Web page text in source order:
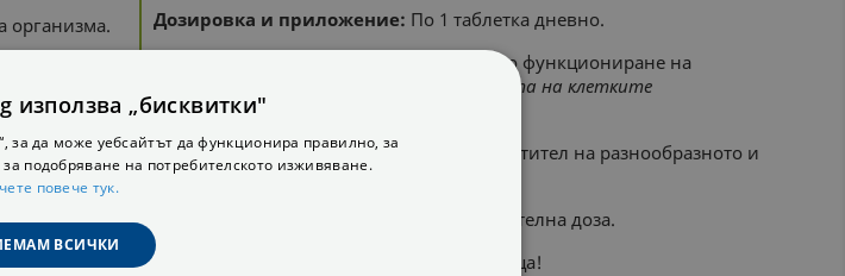
организма.
на
здраве, но
го
Дозировка и приложение: По 1 таблетка дневно.
Допринася за нормалното функциониране на
и за защитата на клетките
отоксидативен стрес.
Забележка:Да не се използва като заместител на разнообразното и
пълноценно хранене.
Да не се превишава дневната препоръчителна доза.
Съхранение:
На място недостъпно за деца!
използва „бисквитки"
за да може уебсайтът да функционира правилно, за
подобряване на потребителското изживяване.
повече тук.
ВСИЧКИ